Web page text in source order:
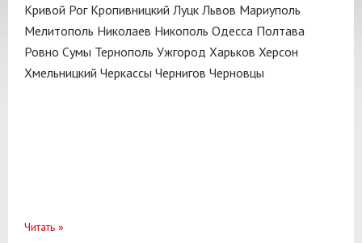
Кривой Рог Кропивницкий Луцк Львов Мариуполь
Мелитополь Николаев Никополь Одесса Полтава
Ровно Сумы Тернополь Ужгород Харьков Херсон
Хмельницкий Черкассы Чернигов Черновцы
Читать »